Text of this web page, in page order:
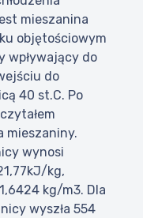
mieszanina
objętościowym
wpływający do
do
40 st.C. Po
mieszaniny.
wynosi
kg,
kg/m3. Dla
wyszła 554